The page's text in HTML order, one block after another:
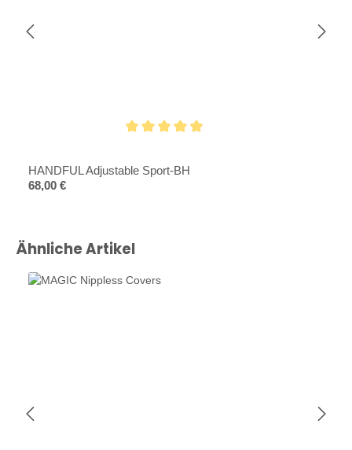
HANDFUL Adjustable Sport-BH
Regulärer Preis:
68,00 €
Produktgalerie überspringen
Ähnliche Artikel